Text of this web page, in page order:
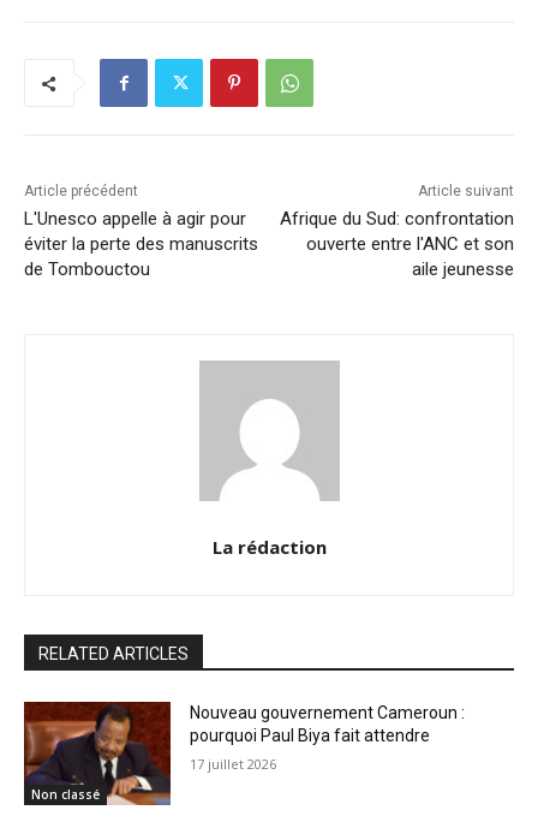
k
dI
n
A
p
Li
n
Article précédent
L'Unesco appelle à agir pour
éviter la perte des manuscrits
de Tombouctou
Article suivant
Afrique du Sud: confrontation
ouverte entre l'ANC et son
aile jeunesse
La rédaction
RELATED ARTICLES
Non classé
Nouveau gouvernement Cameroun :
pourquoi Paul Biya fait attendre
17 juillet 2026